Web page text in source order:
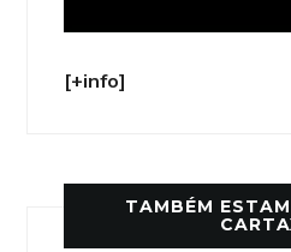
[+info]
TAMBÉM